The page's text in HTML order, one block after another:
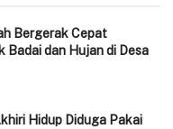
Bergerak Cepat
Badai dan Hujan di Desa
Hidup Diduga Pakai